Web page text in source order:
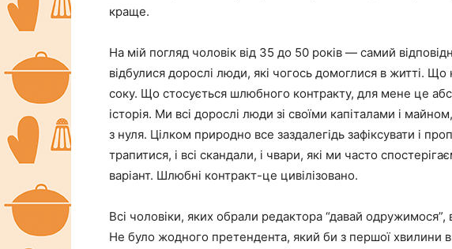
краще.
На мій погляд чоловік від 35 до 50 років — самий
відбулися дорослі люди, які чогось домоглися в житті.
соку. Що стосується шлюбного контракту, для мене це
історія. Ми всі дорослі люди зі своїми капіталами і
з нуля. Цілком природно все заздалегідь зафіксувати і
трапитися, і всі скандали, і чвари, які ми часто
варіант. Шлюбні контракт-це цивілізовано.
Всі чоловіки, яких обрали редактора “давай
Не було жодного претендента, який би з першої хвилини